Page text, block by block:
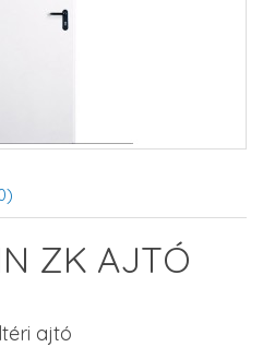
ZK AJTÓ
ajtó